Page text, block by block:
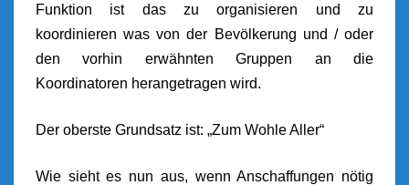
Funktion ist das zu organisieren und zu
koordinieren was von der Bevölkerung und / oder
den vorhin erwähnten Gruppen an die
Koordinatoren herangetragen wird.
Der oberste Grundsatz ist: „Zum Wohle Aller“
Wie sieht es nun aus, wenn Anschaffungen nötig